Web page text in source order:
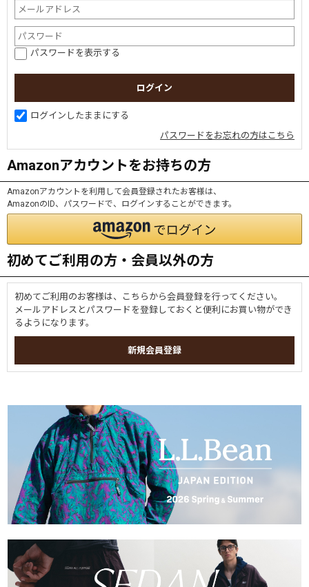
パスワードを表示する
ログインしたままにする
パスワードをお忘れの方はこちら
Amazonアカウントをお持ちの方
Amazonアカウントを利用して会員登録されたお客様は、
AmazonのID、パスワードで、ログインすることができます。
初めてご利用の方・会員以外の方
初めてご利用のお客様は、こちらから会員登録を行ってください。
メールアドレスとパスワードを登録しておくと便利にお買い物ができ
るようになります。